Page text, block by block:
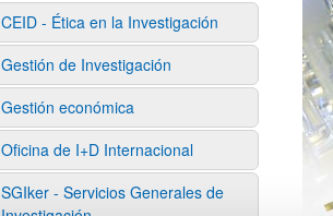
CEID - Ética en la Investigación
Gestión de Investigación
Gestión económica
Oficina de I+D Internacional
SGIker - Servicios Generales de